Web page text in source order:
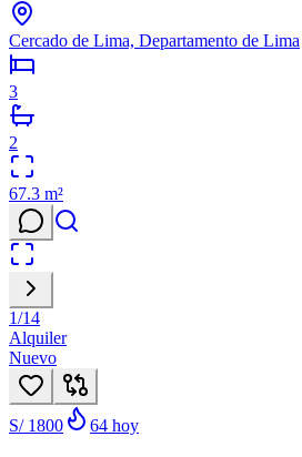
Cercado de Lima, Departamento de Lima
3
2
67.3 m²
1/14
Alquiler
Nuevo
S/ 1800 64 hoy